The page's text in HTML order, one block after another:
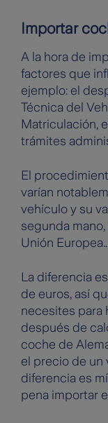
Importar
A la hora de
factores que
ejemplo: el
Técnica del
Matriculación,
trámites
El
varían
vehículo y su
segunda
Unión
La diferencia
de euros, así
necesites para
después de
coche de
el precio de un
diferencia es
pena importar